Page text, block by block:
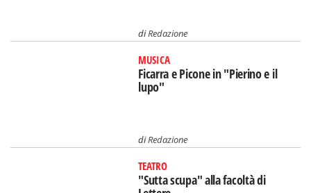
diRedazione
MUSICA
Ficarra e Picone in "Pierino e il
lupo"
diRedazione
TEATRO
"Sutta scupa" alla facoltà di